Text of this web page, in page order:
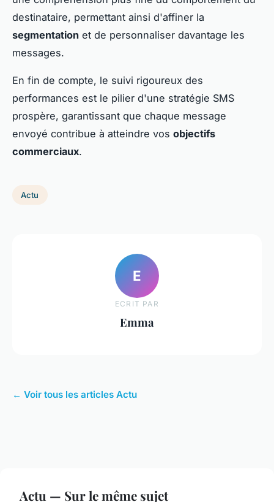
destinataire, permettant ainsi d'affiner la
segmentation et de personnaliser davantage les
messages.
En fin de compte, le suivi rigoureux des
performances est le pilier d'une stratégie SMS
prospère, garantissant que chaque message
envoyé contribue à atteindre vos objectifs
commerciaux.
Actu
E
ECRIT PAR
Emma
← Voir tous les articles Actu
Actu — Sur le même sujet